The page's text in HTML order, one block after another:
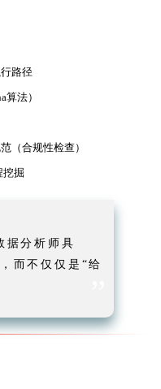
路径
算法）
（合规性检查）
挖掘
据分析师具
而不仅仅是“给